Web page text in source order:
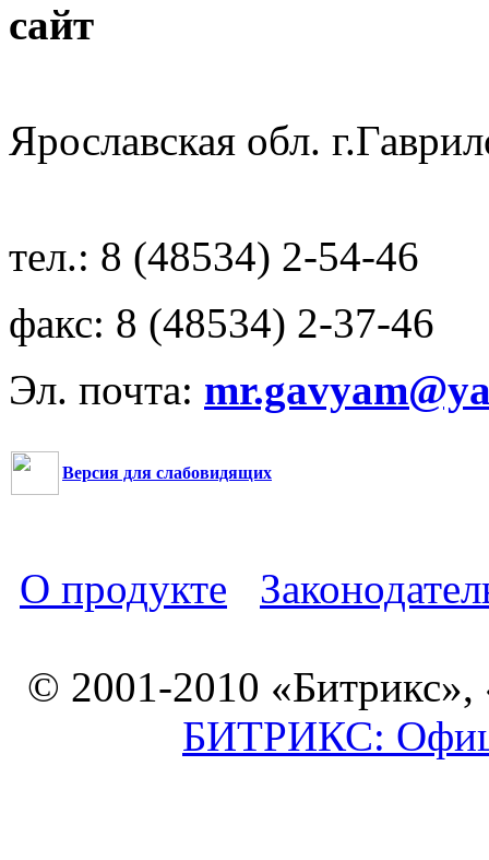
Ярославская обл.
тел.: 8 (48534) 2-54-46
факс: 8 (48534) 2-37-46
Эл. почта:
Версия для слабовидящих
О продукте
© 2001-2010 «Битрикс»,
БИТРИКС: